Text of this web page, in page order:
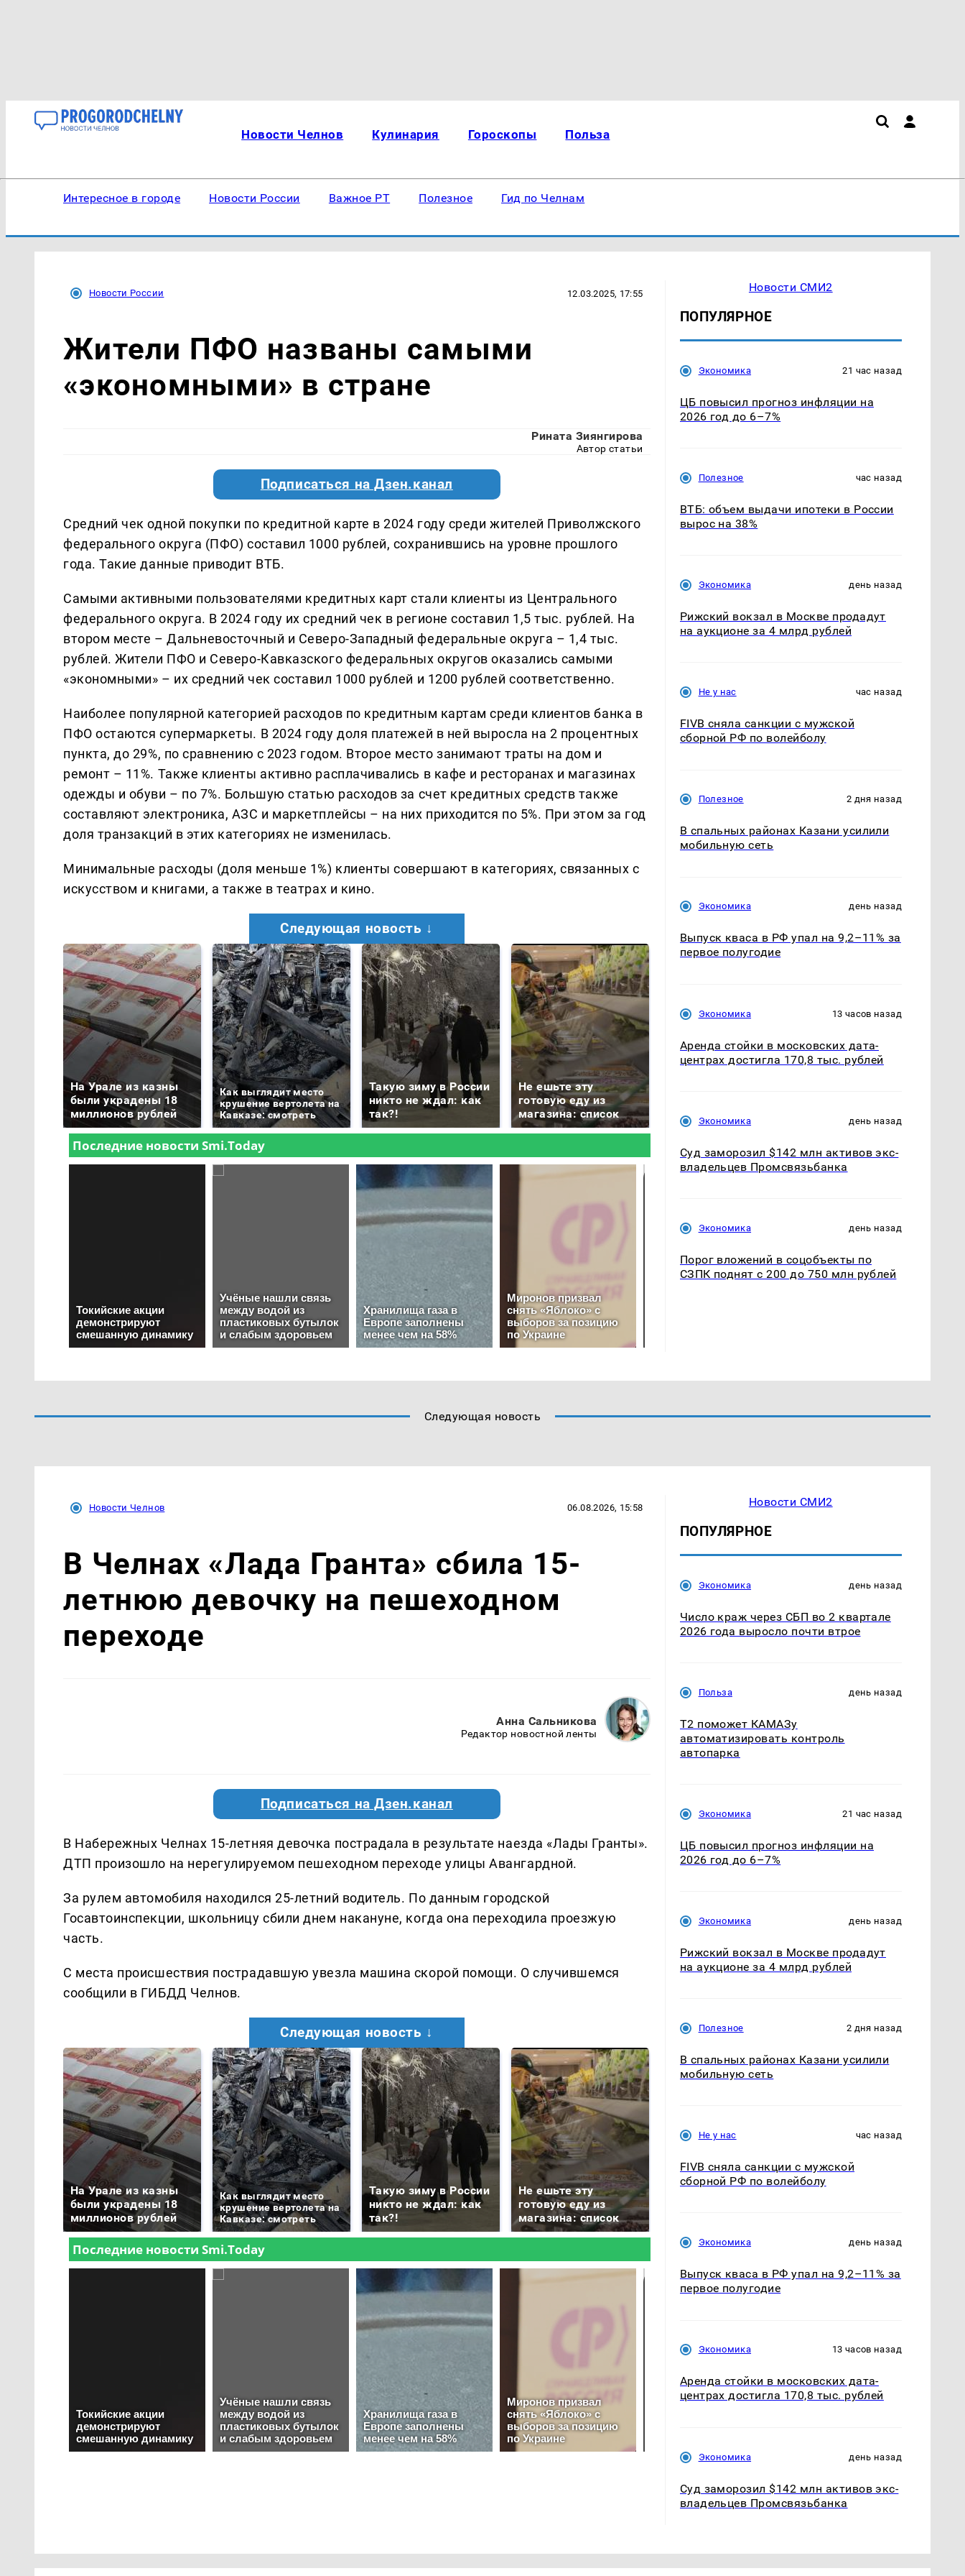
Новости Челнов Кулинария Гороскопы Польза
Интересное в городе Новости России Важное РТ Полезное Гид по Челнам
Новости России 12.03.2025, 17:55
Жители ПФО названы самыми
«экономными» в стране
Рината Зиянгирова
Автор статьи
Подписаться на Дзен.канал
Средний чек одной покупки по кредитной карте в 2024 году среди жителей Приволжского
федерального округа (ПФО) составил 1000 рублей, сохранившись на уровне прошлого
года. Такие данные приводит ВТБ.
Самыми активными пользователями кредитных карт стали клиенты из Центрального
федерального округа. В 2024 году их средний чек в регионе составил 1,5 тыс. рублей. На
втором месте – Дальневосточный и Северо-Западный федеральные округа – 1,4 тыс.
рублей. Жители ПФО и Северо-Кавказского федеральных округов оказались самыми
«экономными» – их средний чек составил 1000 рублей и 1200 рублей соответственно.
Наиболее популярной категорией расходов по кредитным картам среди клиентов банка в
ПФО остаются супермаркеты. В 2024 году доля платежей в ней выросла на 2 процентных
пункта, до 29%, по сравнению с 2023 годом. Второе место занимают траты на дом и
ремонт – 11%. Также клиенты активно расплачивались в кафе и ресторанах и магазинах
одежды и обуви – по 7%. Большую статью расходов за счет кредитных средств также
составляют электроника, АЗС и маркетплейсы – на них приходится по 5%. При этом за год
доля транзакций в этих категориях не изменилась.
Минимальные расходы (доля меньше 1%) клиенты совершают в категориях, связанных с
искусством и книгами, а также в театрах и кино.
Следующая новость ↓
На Урале из казны
были украдены 18
миллионов рублей
Как выглядит место
крушение вертолета на
Кавказе: смотреть
Такую зиму в России
никто не ждал: как
так?!
Не ешьте эту
готовую еду из
магазина: список
криптомиллионера
Новости СМИ2
ПОПУЛЯРНОЕ
Экономика 21 час назад
ЦБ повысил прогноз инфляции на
2026 год до 6–7%
Полезное час назад
ВТБ: объем выдачи ипотеки в России
вырос на 38%
Экономика день назад
Рижский вокзал в Москве продадут
на аукционе за 4 млрд рублей
Не у нас час назад
FIVB сняла санкции с мужской
сборной РФ по волейболу
Полезное 2 дня назад
В спальных районах Казани усилили
мобильную сеть
Экономика день назад
Выпуск кваса в РФ упал на 9,2–11% за
первое полугодие
Экономика 13 часов назад
Аренда стойки в московских дата-
центрах достигла 170,8 тыс. рублей
Экономика день назад
Суд заморозил $142 млн активов экс-
владельцев Промсвязьбанка
Экономика день назад
Порог вложений в соцобъекты по
СЗПК поднят с 200 до 750 млн рублей
Следующая новость
Новости Челнов 06.08.2026, 15:58
В Челнах «Лада Гранта» сбила 15-
летнюю девочку на пешеходном
переходе
Анна Сальникова
Редактор новостной ленты
Подписаться на Дзен.канал
В Набережных Челнах 15-летняя девочка пострадала в результате наезда «Лады Гранты».
ДТП произошло на нерегулируемом пешеходном переходе улицы Авангардной.
За рулем автомобиля находился 25-летний водитель. По данным городской
Госавтоинспекции, школьницу сбили днем накануне, когда она переходила проезжую
часть.
С места происшествия пострадавшую увезла машина скорой помощи. О случившемся
сообщили в ГИБДД Челнов.
Следующая новость ↓
На Урале из казны
были украдены 18
миллионов рублей
Как выглядит место
крушение вертолета на
Кавказе: смотреть
Такую зиму в России
никто не ждал: как
так?!
Не ешьте эту
готовую еду из
магазина: список
В ОАЭ произошло
Новости СМИ2
ПОПУЛЯРНОЕ
Экономика день назад
Число краж через СБП во 2 квартале
2026 года выросло почти втрое
Польза день назад
T2 поможет КАМАЗу
автоматизировать контроль
автопарка
Экономика 21 час назад
ЦБ повысил прогноз инфляции на
2026 год до 6–7%
Экономика день назад
Рижский вокзал в Москве продадут
на аукционе за 4 млрд рублей
Полезное 2 дня назад
В спальных районах Казани усилили
мобильную сеть
Не у нас час назад
FIVB сняла санкции с мужской
сборной РФ по волейболу
Экономика день назад
Выпуск кваса в РФ упал на 9,2–11% за
первое полугодие
Экономика 13 часов назад
Аренда стойки в московских дата-
центрах достигла 170,8 тыс. рублей
Экономика день назад
Суд заморозил $142 млн активов экс-
владельцев Промсвязьбанка